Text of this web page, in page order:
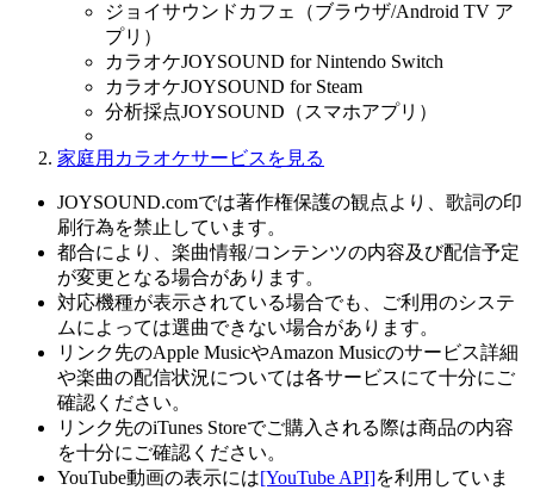
ジョイサウンドカフェ（ブラウザ/Android TV ア
プリ）
カラオケJOYSOUND for Nintendo Switch
カラオケJOYSOUND for Steam
分析採点JOYSOUND（スマホアプリ）
家庭用カラオケサービスを見る
JOYSOUND.comでは著作権保護の観点より、歌詞の印
刷行為を禁止しています。
都合により、楽曲情報/コンテンツの内容及び配信予定
が変更となる場合があります。
対応機種が表示されている場合でも、ご利用のシステ
ムによっては選曲できない場合があります。
リンク先のApple MusicやAmazon Musicのサービス詳細
や楽曲の配信状況については各サービスにて十分にご
確認ください。
リンク先のiTunes Storeでご購入される際は商品の内容
を十分にご確認ください。
YouTube動画の表示には[YouTube API]を利用していま